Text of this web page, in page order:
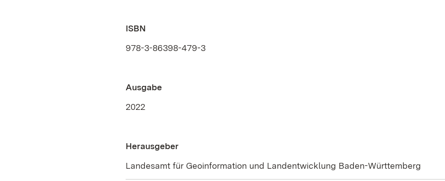
ISBN
978-3-86398-479-3
Ausgabe
2022
Herausgeber
Landesamt für Geoinformation und Landentwicklung Baden-Württemberg